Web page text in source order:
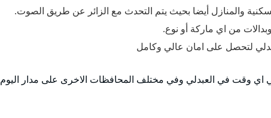
والمنازل أيضا بحيث يتم التحدث مع الزائر عن طريق الصوت.
من اي ماركة أو نوع.
لتحصل على امان عالي وكامل
اي وقت في العبدلي وفي مختلف المحافظات الاخرى على مدار اليوم